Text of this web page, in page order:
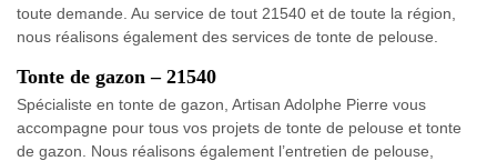
toute demande. Au service de tout 21540 et de toute la région,
nous réalisons également des services de tonte de pelouse.
Tonte de gazon – 21540
Spécialiste en tonte de gazon, Artisan Adolphe Pierre vous
accompagne pour tous vos projets de tonte de pelouse et tonte
de gazon. Nous réalisons également l’entretien de pelouse,